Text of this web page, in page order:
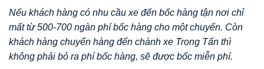
Nếu khách hàng có nhu cầu xe đến bốc hàng tận nơi chỉ
mất từ 500-700 ngàn phí bốc hàng cho một chuyến. Còn
khách hàng chuyển hàng đến chành xe Trọng Tấn thì
không phải bỏ ra phí bốc hàng, sẽ được bốc miễn phí.